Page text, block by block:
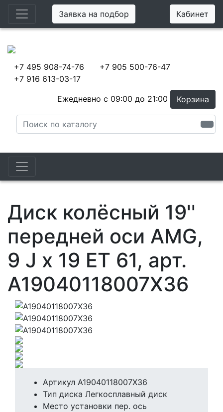
Заявка на подбор Кабинет
+7 495 908-74-76
+7 905 500-76-47
+7 916 613-03-17
Ежедневно с 09:00 до 21:00
Корзина
Диск колёсный 19''
передней оси AMG,
9 J x 19 ET 61, арт.
A19040118007X36
Артикул A19040118007X36
Тип диска Легкосплавный диск
Место установки пер. ось